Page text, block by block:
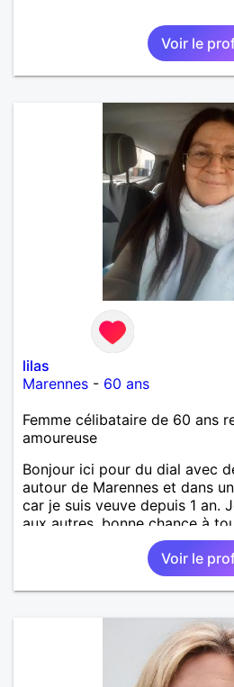
Voir le
lilas
Marennes - 60 ans
Femme célibataire de 60 ans
amoureuse
Bonjour ici pour du dial avec
autour de Marennes et dans
car je suis veuve depuis 1 an.
aux autres, bonne chance à
Voir le